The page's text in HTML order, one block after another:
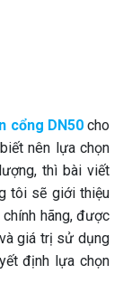
cổng DN50cho
nên lựa chọn
thì bài viết
tôi sẽ giới thiệu
hãng, được
giá trị sử dụng
định lựa chọn